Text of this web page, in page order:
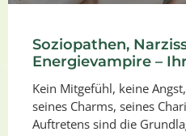
Soziopathen,
Energievampire –
Kein Mitgefühl, keine
seines Charms, seines
Auftretens sind die